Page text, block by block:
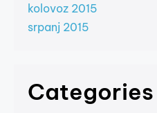
kolovoz 2015
srpanj 2015
Categories